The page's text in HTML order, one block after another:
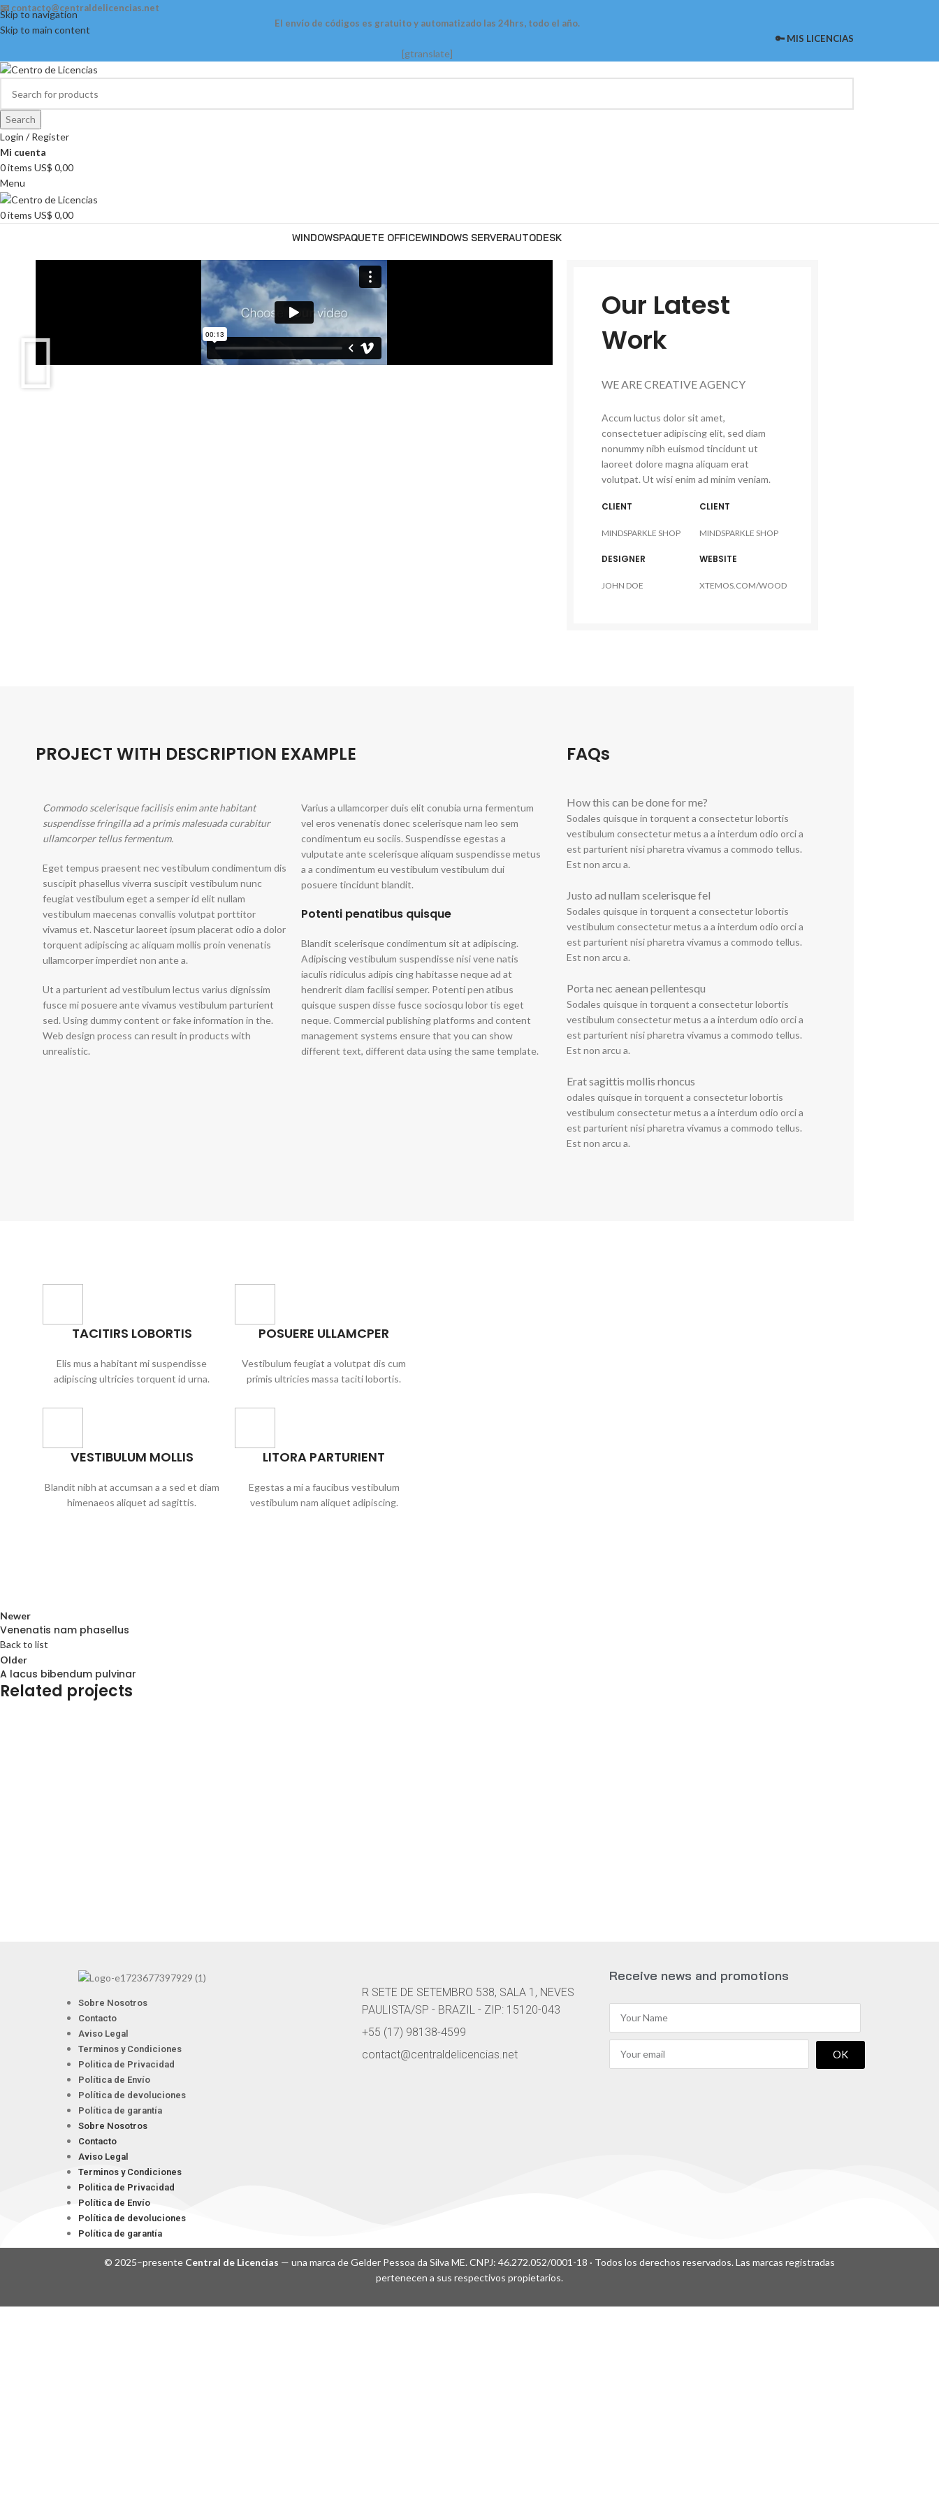
Skip to navigation
Skip to main content
📧 contacto@centraldelicencias.net
El envío de códigos es gratuito y automatizado las 24hrs, todo el año.
🔑 MIS LICENCIAS
[gtranslate]
Search
Login / Register
Mi cuenta
0items US$ 0,00
Menu
0items US$ 0,00
WINDOWSPAQUETE OFFICEWINDOWS SERVERAUTODESK
Our Latest
Work
WE ARE CREATIVE AGENCY
Accum luctus dolor sit amet,
consectetuer adipiscing elit, sed diam
nonummy nibh euismod tincidunt ut
laoreet dolore magna aliquam erat
volutpat. Ut wisi enim ad minim veniam.
CLIENT
MINDSPARKLE SHOP
CLIENT
MINDSPARKLE SHOP
DESIGNER
JOHN DOE
WEBSITE
XTEMOS.COM/WOOD
PROJECT WITH DESCRIPTION EXAMPLE
Commodo scelerisque facilisis enim ante habitant
suspendisse fringilla ad a primis malesuada curabitur
ullamcorper tellus fermentum.
Eget tempus praesent nec vestibulum condimentum dis
suscipit phasellus viverra suscipit vestibulum nunc
feugiat vestibulum eget a semper id elit nullam
vestibulum maecenas convallis volutpat porttitor
vivamus et. Nascetur laoreet ipsum placerat odio a dolor
torquent adipiscing ac aliquam mollis proin venenatis
ullamcorper imperdiet non ante a.
Ut a parturient ad vestibulum lectus varius dignissim
fusce mi posuere ante vivamus vestibulum parturient
sed. Using dummy content or fake information in the.
Web design process can result in products with
unrealistic.
Varius a ullamcorper duis elit conubia urna fermentum
vel eros venenatis donec scelerisque nam leo sem
condimentum eu sociis. Suspendisse egestas a
vulputate ante scelerisque aliquam suspendisse metus
a a condimentum eu vestibulum vestibulum dui
posuere tincidunt blandit.
Potenti penatibus quisque
Blandit scelerisque condimentum sit at adipiscing.
Adipiscing vestibulum suspendisse nisi vene natis
iaculis ridiculus adipis cing habitasse neque ad at
hendrerit diam facilisi semper. Potenti pen atibus
quisque suspen disse fusce sociosqu lobor tis eget
neque. Commercial publishing platforms and content
management systems ensure that you can show
different text, different data using the same template.
FAQs
How this can be done for me?
Sodales quisque in torquent a consectetur lobortis
vestibulum consectetur metus a a interdum odio orci a
est parturient nisi pharetra vivamus a commodo tellus.
Est non arcu a.
Justo ad nullam scelerisque fel
Sodales quisque in torquent a consectetur lobortis
vestibulum consectetur metus a a interdum odio orci a
est parturient nisi pharetra vivamus a commodo tellus.
Est non arcu a.
Porta nec aenean pellentesqu
Sodales quisque in torquent a consectetur lobortis
vestibulum consectetur metus a a interdum odio orci a
est parturient nisi pharetra vivamus a commodo tellus.
Est non arcu a.
Erat sagittis mollis rhoncus
odales quisque in torquent a consectetur lobortis
vestibulum consectetur metus a a interdum odio orci a
est parturient nisi pharetra vivamus a commodo tellus.
Est non arcu a.
TACITIRS LOBORTIS
Elis mus a habitant mi suspendisse
adipiscing ultricies torquent id urna.
VESTIBULUM MOLLIS
Blandit nibh at accumsan a a sed et diam
himenaeos aliquet ad sagittis.
POSUERE ULLAMCPER
Vestibulum feugiat a volutpat dis cum
primis ultricies massa taciti lobortis.
LITORA PARTURIENT
Egestas a mi a faucibus vestibulum
vestibulum nam aliquet adipiscing.
Newer
Venenatis nam phasellus
Back to list
Older
A lacus bibendum pulvinar
Related projects
Sobre Nosotros
Contacto
Aviso Legal
Terminos y Condiciones
Politica de Privacidad
Política de Envío
Política de devoluciones
Política de garantía
Sobre Nosotros
Contacto
Aviso Legal
Terminos y Condiciones
Politica de Privacidad
Política de Envío
Política de devoluciones
Política de garantía
R SETE DE SETEMBRO 538, SALA 1, NEVES
PAULISTA/SP - BRAZIL - ZIP: 15120-043
+55 (17) 98138-4599
contact@centraldelicencias.net
Receive news and promotions
OK
© 2025–presente Central de Licencias — una marca de Gelder Pessoa da Silva ME. CNPJ: 46.272.052/0001-18 · Todos los derechos reservados. Las marcas registradas
pertenecen a sus respectivos propietarios.